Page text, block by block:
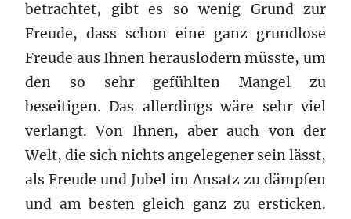
betrachtet, gibt es so wenig Grund zur
Freude, dass schon eine ganz grundlose
Freude aus Ihnen herauslodern müsste, um
den so sehr gefühlten Mangel zu
beseitigen. Das allerdings wäre sehr viel
verlangt. Von Ihnen, aber auch von der
Welt, die sich nichts angelegener sein lässt,
als Freude und Jubel im Ansatz zu dämpfen
und am besten gleich ganz zu ersticken.